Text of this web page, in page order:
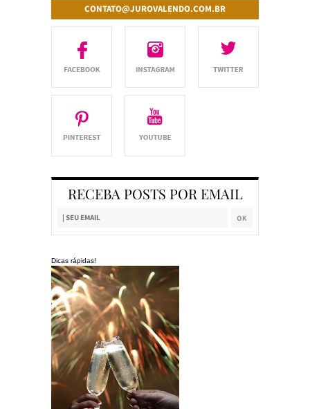
CONTATO@JUROVALENDO.COM.BR
RECEBA POSTS POR EMAIL
Dicas rápidas!